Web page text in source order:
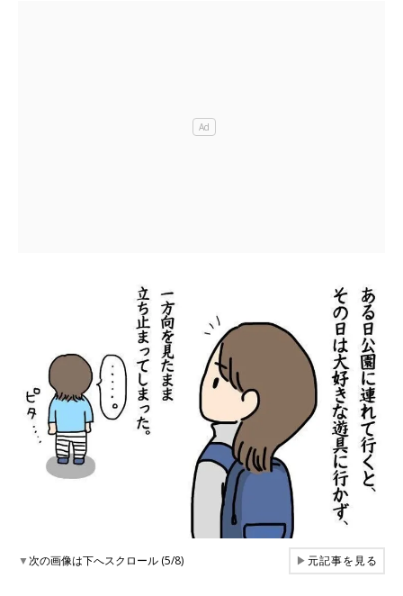
▼次の画像は下へスクロール (5/8) ▶元記事を見る